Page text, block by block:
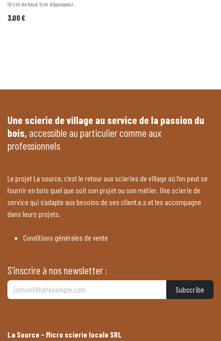
10 cm de haut, 1cm d'épaisseur.
3,00 €
Une scierie de village au service de la passion du
bois, accessible au particulier comme aux
professionnels
Le projet La source, c’est le retour aux scieries de village où l’on peut se
fournir en bois quel que soit son projet ou son métier. Une scierie de
service qui s’adapte aux besoins de ses client.e.s et les accompagne
dans leurs projets.
Conditions générales de vente
S'inscrire à nos newsletter :
Subscribe
La Source - Micro scierie locale SRL